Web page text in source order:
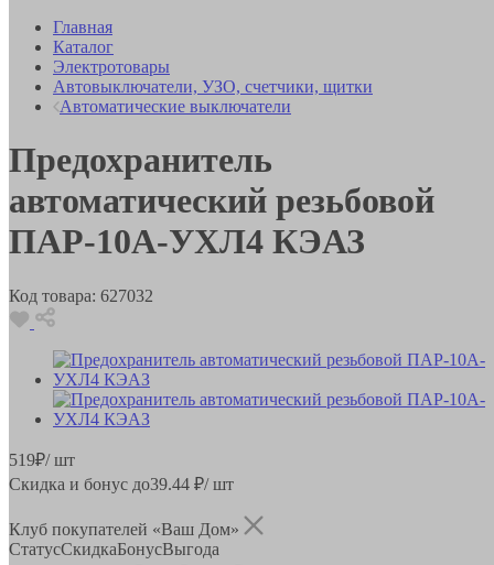
Главная
Каталог
Электротовары
Автовыключатели, УЗО, счетчики, щитки
Автоматические выключатели
Предохранитель
автоматический резьбовой
ПАР-10А-УХЛ4 КЭАЗ
Код товара: 627032
519₽/ шт
Скидка и бонус до39.44 ₽/ шт
Клуб покупателей «Ваш Дом»
СтатусСкидкаБонусВыгода